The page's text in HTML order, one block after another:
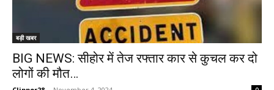
बड़ी खबर
BIG NEWS: सीहोर में तेज रफ्तार कार से कुचल कर दो
लोगों की मौत…